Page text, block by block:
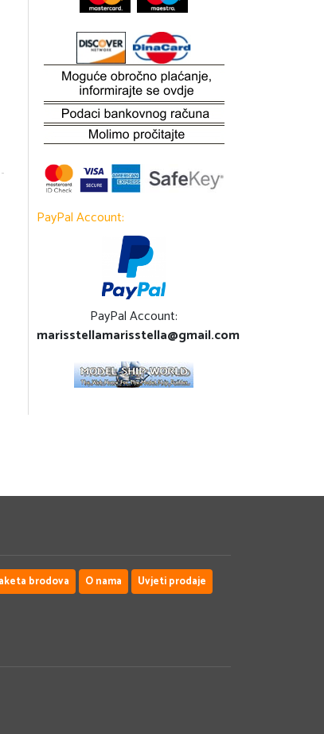
PayPal Account:
PayPal Account:
marisstellamarisstella@gmail.com
brodova O nama
Uvjeti prodaje